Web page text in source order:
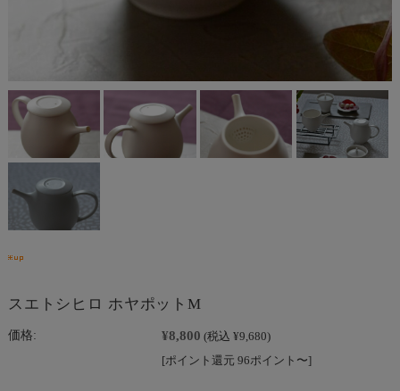
スエトシヒロ ホヤポットM
価格: ¥8,800 (税込 ¥9,680)
[ポイント還元 96ポイント〜]